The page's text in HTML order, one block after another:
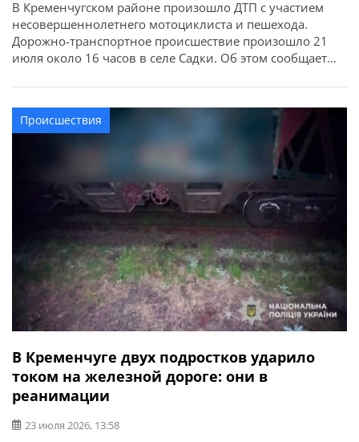
В Кременчугском районе произошло ДТП с участием
несовершеннолетнего мотоциклиста и пешехода.
Дорожно-транспортное происшествие произошло 21
июля около 16 часов в селе Садки. Об этом сообщает
информации следствия, 17-летний водитель мотоцикла
совершил наезд на мужчину, 1948 года рождения.
Пешеход госпитализирован в больницу для
обследования и установления степени тяжести
Происшествия
В Кременчуге двух подростков ударило
током на железной дороге: они в
реанимации
23 июля 2026, 13:58